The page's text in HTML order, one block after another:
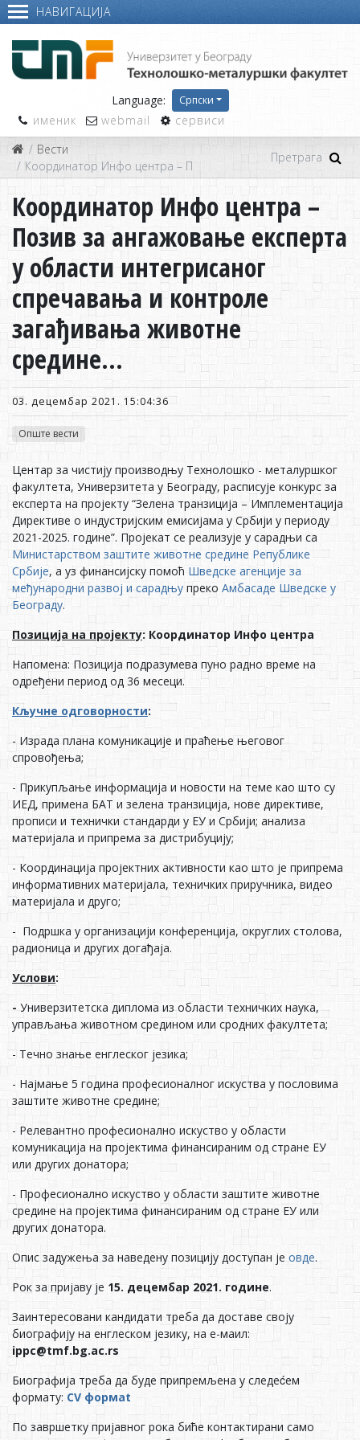
НАВИГАЦИЈА
Language: Српски
именик webmail
сервиси
Вести
Координатор Инфо центра – Позив за ангажовање
Координатор Инфо центра –
Позив за ангажовање експерта
у области интегрисаног
спречавања и контроле
загађивања животне
средине...
03. децембар 2021. 15:04:36
Опште вести
Центар за чистију производњу Технолошко - металуршког
факултета, Универзитета у Београду, расписује конкурс за
експерта на пројекту “Зелена транзиција – Имплементација
Директиве о индустријским емисијама у Србији у периоду
2021-2025. године”. Пројекат се реализује у сарадњи са
Министарством заштите животне средине Републике
Србије, а уз финансијску помоћ Шведске агенције за
међународни развој и сарадњу преко Амбасаде Шведске у
Београду.
Позиција на пројекту: Координатор Инфо центра
Напомена: Позиција подразумева пуно радно време на
одређени период од 36 месеци.
Кључне одговорности:
- Израда плана комуникације и праћење његовог
спровођења;
- Прикупљање информација и новости на теме као што су
ИЕД, примена БАТ и зелена транзиција, нове директиве,
прописи и технички стандарди у ЕУ и Србији; анализа
материјала и припрема за дистрибуцију;
- Координација пројектних активности као што је припрема
информативних материјала, техничких приручника, видео
материјала и друго;
- Подршка у организацији конференција, округлих столова,
радионица и других догађаја.
Услови:
- Универзитетска диплома из области техничких наука,
управљања животном средином или сродних факултета;
- Течно знање енглеског језика;
- Најмање 5 година професионалног искуства у пословима
заштите животне средине;
- Релевантно професионално искуство у области
комуникација на пројектима финансираним од стране ЕУ
или других донатора;
- Професионално искуство у области заштите животне
средине на пројектима финансираним од стране ЕУ или
других донатора.
Опис задужења за наведену позицију доступан је овде.
Рок за пријаву је 15. децембар 2021. године.
Заинтересовани кандидати треба да доставе своју
биографију на енглеском језику, на е-маил:
ippc@tmf.bg.ac.rs
Биографија треба да буде припремљена у следеćем
формату: CV формаt
По завршетку пријавног рока биће контактирани само